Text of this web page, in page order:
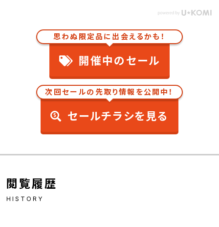
思わぬ限定品に出会えるかも！
開催中のセール
次回セールの先取り情報を公開中！
セールチラシを見る
閲覧履歴
HISTORY